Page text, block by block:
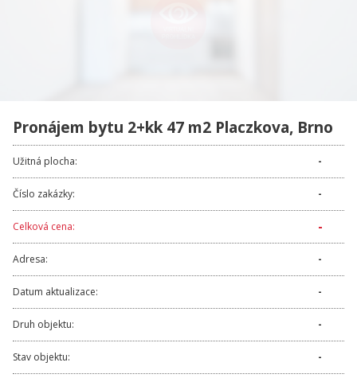
FINANCOVÁNÍ / HYPOTÉKA
KONTAKT
Pronájem bytu 2+kk 47 m2 Placzkova, Brno
Užitná plocha: -
Číslo zakázky: -
Celková cena: -
Adresa: -
Datum aktualizace: -
Druh objektu: -
Stav objektu: -